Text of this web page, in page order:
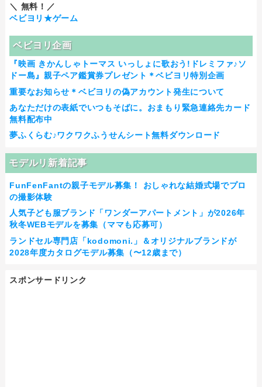
＼ 無料！／
ベビヨリ★ゲーム
ベビヨリ企画
『映画 きかんしゃトーマス いっしょに歌おう!ドレミファ♪ソ
ドー島』親子ペア鑑賞券プレゼント＊ベビヨリ特別企画
重要なお知らせ＊ベビヨリの偽アカウント発生について
あなただけの表紙でいつもそばに。おまもり緊急連絡先カード
無料配布中
夢ふくらむ♪ワクワクふうせんシート無料ダウンロード
モデルリ新着記事
FunFenFantの親子モデル募集！ おしゃれな結婚式場でプロ
の撮影体験
人気子ども服ブランド「ワンダーアパートメント」が2026年
秋冬WEBモデルを募集（ママも応募可）
ランドセル専門店「kodomoni.」＆オリジナルブランドが
2028年度カタログモデル募集（〜12歳まで）
スポンサードリンク